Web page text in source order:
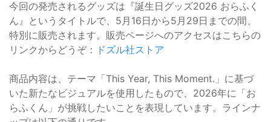
今回の発売されるグッズは『誕生日グッズ2026 おらふく
ん』というタイトルで、5月16日から5月29日までの間、
特別に販売されます。販売ページへのアクセスはこちらの
リンクからどうぞ： ドズル社ストア
商品内容は、テーマ「This Year, This Moment.」に基づ
いた新たなビジュアルを使用したもので、2026年に「お
らふくん」が挑戦したいことを表現しています。ラインナ